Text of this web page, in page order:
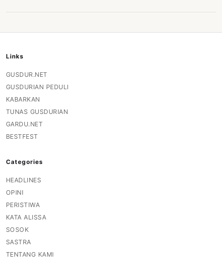
Links
GUSDUR.NET
GUSDURIAN PEDULI
KABARKAN
TUNAS GUSDURIAN
GARDU.NET
BESTFEST
Categories
HEADLINES
OPINI
PERISTIWA
KATA ALISSA
SOSOK
SASTRA
TENTANG KAMI